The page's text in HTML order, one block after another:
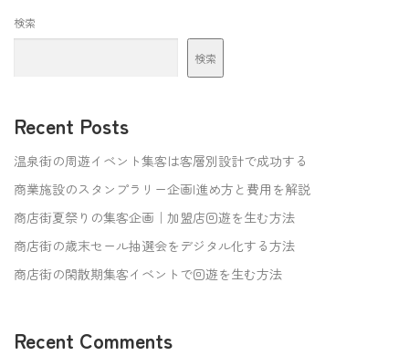
検索
検索
Recent Posts
温泉街の周遊イベント集客は客層別設計で成功する
商業施設のスタンプラリー企画|進め方と費用を解説
商店街夏祭りの集客企画｜加盟店回遊を生む方法
商店街の歳末セール抽選会をデジタル化する方法
商店街の閑散期集客イベントで回遊を生む方法
Recent Comments